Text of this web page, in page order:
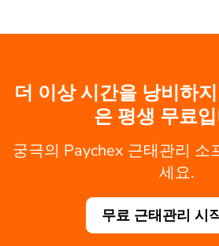
더 이상 시간을 낭비하
은 평생 무료
궁극의 Paychex 근태관리 소
세요.
무료 근태관리 시